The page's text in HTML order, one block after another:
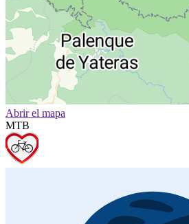
Abrir el mapa
MTB